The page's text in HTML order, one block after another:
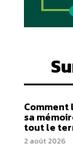
Comment
sa
tout le
2 août 2026